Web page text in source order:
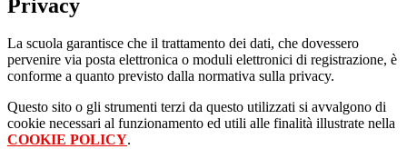
Privacy
La scuola garantisce che il trattamento dei dati, che dovessero
pervenire via posta elettronica o moduli elettronici di registrazione, è
conforme a quanto previsto dalla normativa sulla privacy.
Questo sito o gli strumenti terzi da questo utilizzati si avvalgono di
cookie necessari al funzionamento ed utili alle finalità illustrate nella
COOKIE POLICY.